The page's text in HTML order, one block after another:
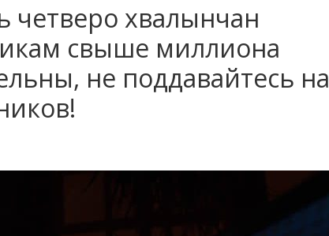
четверо хвалынчан
свыше миллиона
не поддавайтесь на